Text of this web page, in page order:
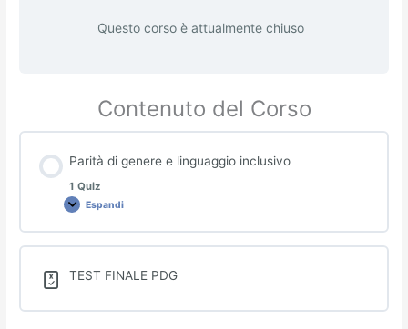
Questo corso è attualmente chiuso
Contenuto del Corso
Parità di genere e linguaggio inclusivo
1 Quiz
Espandi
Parità
genere
TEST FINALE PDG